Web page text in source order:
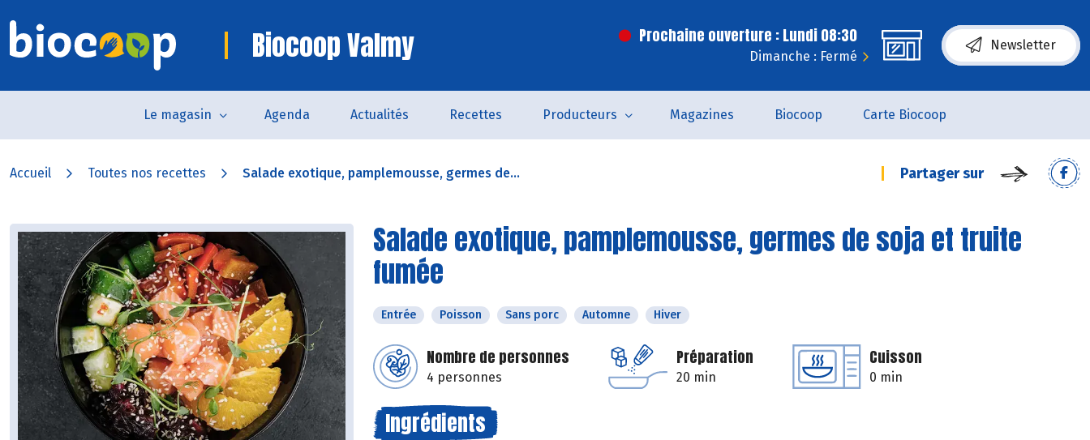
Biocoop Valmy Prochaine ouverture : Lundi 08:30
Dimanche : Fermé
Newsletter
Le magasin Agenda Actualités Recettes Producteurs Magazines Biocoop Carte Biocoop
Accueil Toutes nos recettes Salade exotique, pamplemousse, germes de... Partager sur
Salade exotique, pamplemousse, germes de soja et truite
fumée
Entrée Poisson Sans porc Automne Hiver
Nombre de personnes
4 personnes
Préparation
20 min
Cuisson
0 min
Ingrédients